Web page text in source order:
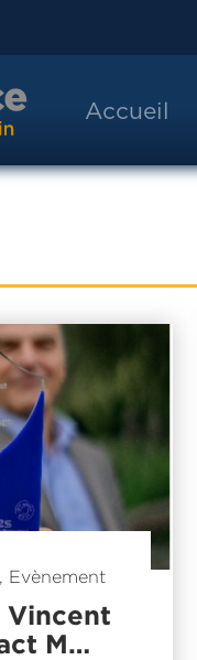
Accueil
, Evènement
Vincent
M…